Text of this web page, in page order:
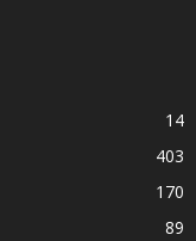
14
403
170
89